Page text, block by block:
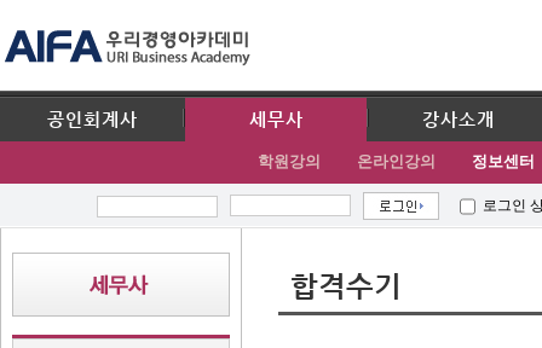
공인회계사 세무사
학원강의 온라인강의 정보센터
강사소개
로그인
합격수기